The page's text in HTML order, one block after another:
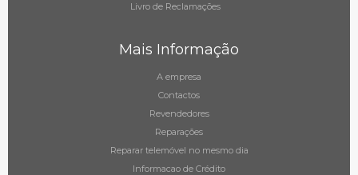
Livro de Reclamações
Mais Informação
A empresa
Contactos
Revendedores
Reparações
Reparar telemóvel no mesmo dia
Informacao de Crédito